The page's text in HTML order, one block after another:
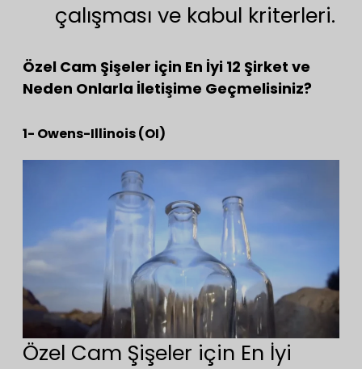
çalışması ve kabul kriterleri.
Özel Cam Şişeler için En İyi 12 Şirket ve
Neden Onlarla İletişime Geçmelisiniz?
1- Owens-Illinois (OI)
Özel Cam Şişeler için En İyi